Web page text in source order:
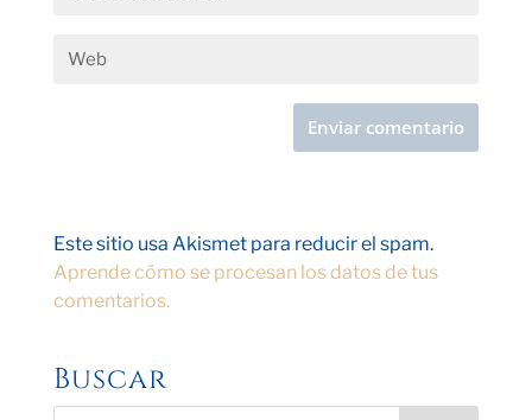
Este sitio usa Akismet para reducir el spam.
Aprende cómo se procesan los datos de tus
comentarios.
Buscar